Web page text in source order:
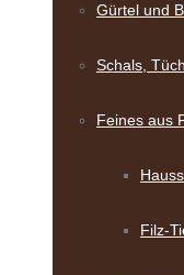
Gürtel und
Schals,
Feines aus
Filz-